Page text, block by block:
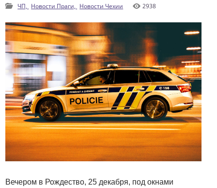
ЧП, Новости Праги, Новости Чехии 2938
Вечером в Рождество, 25 декабря, под окнами